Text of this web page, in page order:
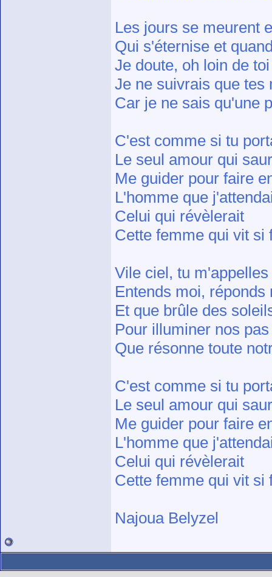
Les jours se meurent
Qui s'éternise et
Je doute, oh loin de toi
Je ne suivrais que tes
Car je ne sais qu'une
C'est comme si tu
Le seul amour qui
Me guider pour faire
L'homme que
Celui qui révèlerait
Cette femme qui vit si
Vile ciel, tu m'appelles
Entends moi, réponds
Et que brûle des
Pour illuminer nos pas
Que résonne toute
C'est comme si tu
Le seul amour qui
Me guider pour faire
L'homme que
Celui qui révèlerait
Cette femme qui vit si
Najoua Belyzel